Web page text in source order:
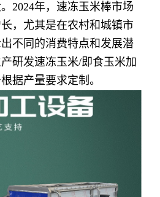
2024年，速冻玉米棒市场
，尤其是在农村和城镇市
不同的消费特点和发展潜
研发速冻玉米/即食玉米加
据产量要求定制。